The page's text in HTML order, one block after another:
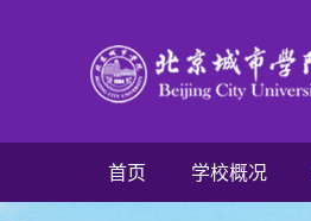
首页 学校概况